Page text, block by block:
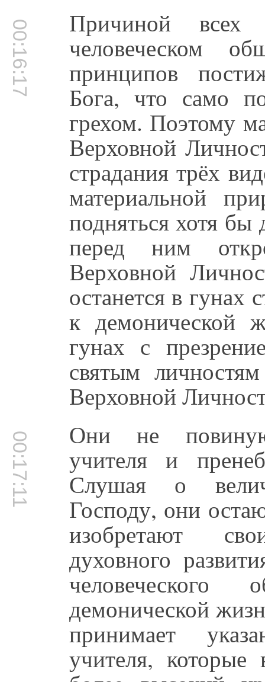
00:16:17 Причиной всех
человеческом
принципов
Бога, что само
грехом. Поэтому
Верховной
страдания трёх
материальной
подняться хотя
перед ним
Верховной
останется в гунах
к демонической
гунах с
святым
Верховной
00:17:11 Они не
учителя и
Слушая о
Господу, они
изобретают
духовного
демонической
принимает
учителя,